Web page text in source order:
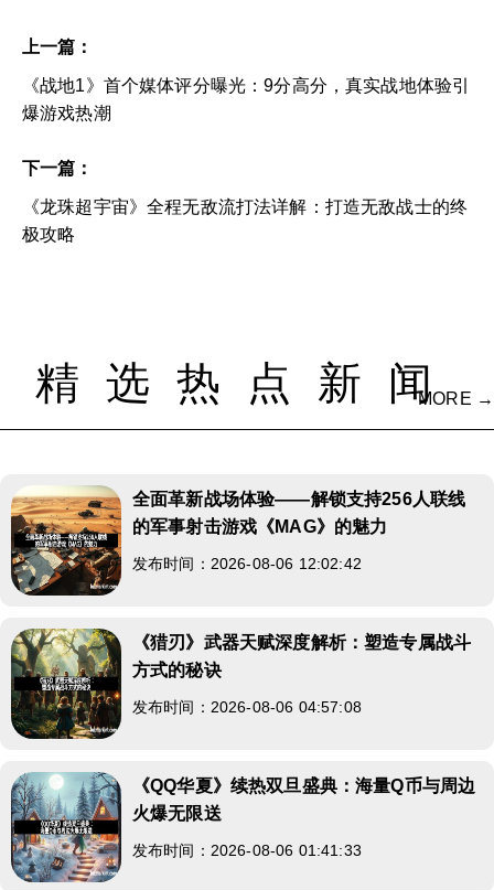
上一篇：
《战地1》首个媒体评分曝光：9分高分，真实战地体验引
爆游戏热潮
下一篇：
《龙珠超宇宙》全程无敌流打法详解：打造无敌战士的终
极攻略
精选热点新闻
MORE →
全面革新战场体验——解锁支持256人联线
的军事射击游戏《MAG》的魅力
发布时间：2026-08-06 12:02:42
《猎刃》武器天赋深度解析：塑造专属战斗
方式的秘诀
发布时间：2026-08-06 04:57:08
《QQ华夏》续热双旦盛典：海量Q币与周边
火爆无限送
发布时间：2026-08-06 01:41:33